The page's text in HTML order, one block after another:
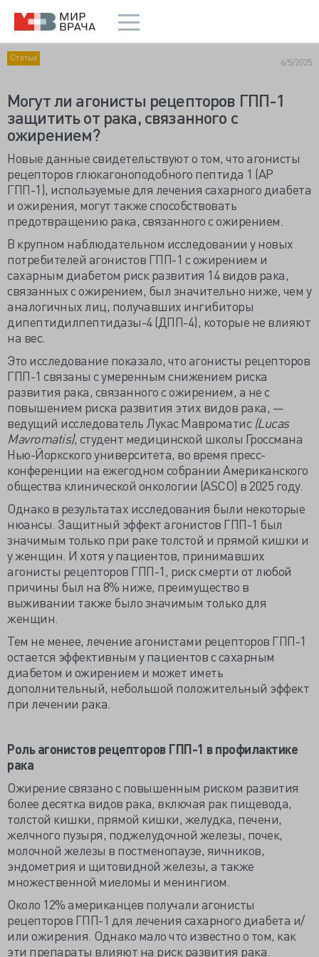
Статьи 6/5/2025
Могут ли агонисты рецепторов ГПП-1
защитить от рака, связанного с
ожирением?
Новые данные свидетельствуют о том, что агонисты
рецепторов глюкагоноподобного пептида 1 (АР
ГПП-1), используемые для лечения сахарного диабета
и ожирения, могут также способствовать
предотвращению рака, связанного с ожирением.
В крупном наблюдательном исследовании у новых
потребителей агонистов ГПП-1 с ожирением и
сахарным диабетом риск развития 14 видов рака,
связанных с ожирением, был значительно ниже, чем у
аналогичных лиц, получавших ингибиторы
дипептидилпептидазы-4 (ДПП-4), которые не влияют
на вес.
Это исследование показало, что агонисты рецепторов
ГПП-1 связаны с умеренным снижением риска
развития рака, связанного с ожирением, а не с
повышением риска развития этих видов рака, —
ведущий исследователь Лукас Мавроматис (Lucas
Mavromatis), студент медицинской школы Гроссмана
Нью-Йоркского университета, во время пресс-
конференции на ежегодном собрании Американского
общества клинической онкологии (ASCO) в 2025 году.
Однако в результатах исследования были некоторые
нюансы. Защитный эффект агонистов ГПП-1 был
значимым только при раке толстой и прямой кишки и
у женщин. И хотя у пациентов, принимавших
агонисты рецепторов ГПП-1, риск смерти от любой
причины был на 8% ниже, преимущество в
выживании также было значимым только для
женщин.
Тем не менее, лечение агонистами рецепторов ГПП-1
остается эффективным у пациентов с сахарным
диабетом и ожирением и может иметь
дополнительный, небольшой положительный эффект
при лечении рака.
Роль агонистов рецепторов ГПП-1 в профилактике
рака
Ожирение связано с повышенным риском развития
более десятка видов рака, включая рак пищевода,
толстой кишки, прямой кишки, желудка, печени,
желчного пузыря, поджелудочной железы, почек,
молочной железы в постменопаузе, яичников,
эндометрия и щитовидной железы, а также
множественной миеломы и менингиом.
Около 12% американцев получали агонисты
рецепторов ГПП-1 для лечения сахарного диабета и/
или ожирения. Однако мало что известно о том, как
эти препараты влияют на риск развития рака.